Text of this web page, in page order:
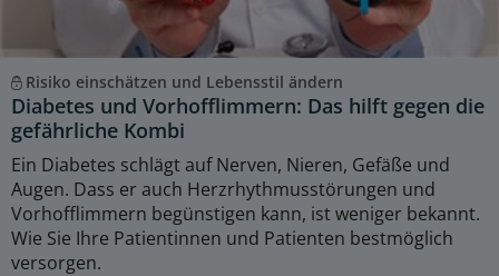
Risiko einschätzen und Lebensstil ändern
Diabetes und Vorhofflimmern: Das hilft gegen die
gefährliche Kombi
Ein Diabetes schlägt auf Nerven, Nieren, Gefäße und
Augen. Dass er auch Herzrhythmusstörungen und
Vorhofflimmern begünstigen kann, ist weniger bekannt.
Wie Sie Ihre Patientinnen und Patienten bestmöglich
versorgen.